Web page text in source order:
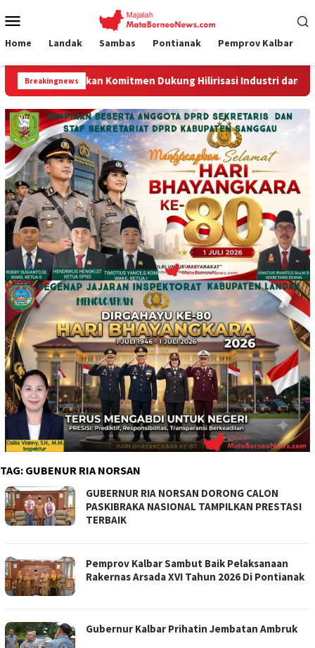
ke
Mobile
Home Landak Sambas Pontianak Pemprov Kalbar
Breakingnews
Komitmen Dukung Hilirisasi Industri dan Ekspor Alumina
TAG: GUBENUR RIA NORSAN
GUBERNUR RIA NORSAN DORONG CALON
PASKIBRAKA NASIONAL TAMPILKAN PRESTASI
TERBAIK
Pemprov Kalbar Sambut Baik Pelaksanaan
Rakernas Arsada XVI Tahun 2026 Di Pontianak
Gubernur Kalbar Prihatin Jembatan Ambruk